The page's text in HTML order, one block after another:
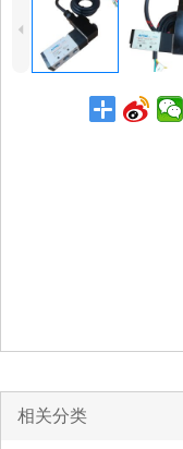
4
相关分类